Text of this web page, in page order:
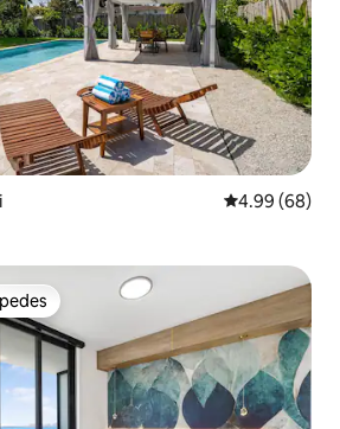
Calificación
4.99 (68)